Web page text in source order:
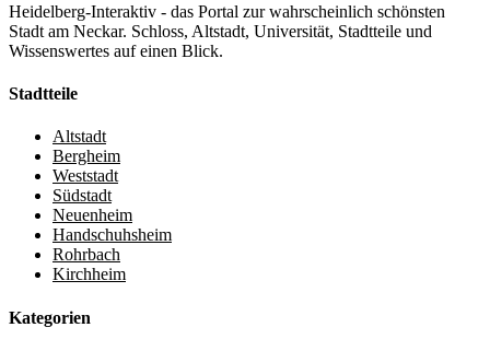
Heidelberg-Interaktiv - das Portal zur wahrscheinlich schönsten
Stadt am Neckar. Schloss, Altstadt, Universität, Stadtteile und
Wissenswertes auf einen Blick.
Stadtteile
Altstadt
Bergheim
Weststadt
Südstadt
Neuenheim
Handschuhsheim
Rohrbach
Kirchheim
Kategorien